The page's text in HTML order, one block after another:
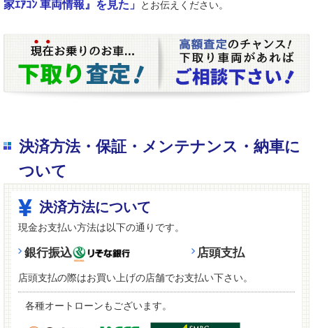
家ｴｱｺﾝ 車両情報』を見た」
とお伝えください。
決済方法・保証・メンテナンス・納車に
ついて
決済方法について
現金お支払い方法は以下の通りです。
銀行振込 店頭支払
店頭支払の際はお買い上げの店舗でお支払い下さい。
各種オートローンもございます。